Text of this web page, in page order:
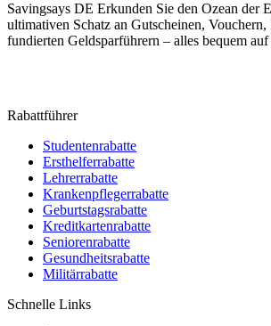
Savingsays DE Erkunden Sie den Ozean der
ultimativen Schatz an Gutscheinen, Vouchern,
fundierten Geldsparführern – alles bequem
Rabattführer
Studentenrabatte
Ersthelferrabatte
Lehrerrabatte
Krankenpflegerrabatte
Geburtstagsrabatte
Kreditkartenrabatte
Seniorenrabatte
Gesundheitsrabatte
Militärrabatte
Schnelle Links